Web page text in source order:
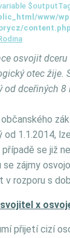
www/
content.php
osvojit
otec žije.
od dceřiných
od 1.1.2014,
se již
zájmy
v rozporu s
x
přijetí cizí